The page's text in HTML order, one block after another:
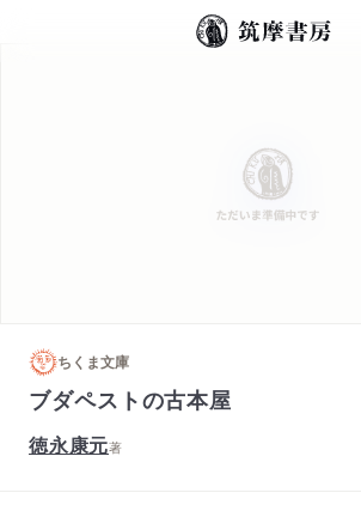
ちくま文庫
ブダペストの古本屋
徳永康元著